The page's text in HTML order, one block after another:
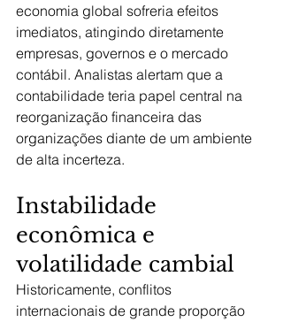
economia global sofreria efeitos
imediatos, atingindo diretamente
empresas, governos e o mercado
contábil. Analistas alertam que a
contabilidade teria papel central na
reorganização financeira das
organizações diante de um ambiente
de alta incerteza.
Instabilidade
econômica e
volatilidade cambial
Historicamente, conflitos
internacionais de grande proporção